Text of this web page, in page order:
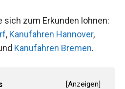
sich zum Erkunden lohnen:
, Kanufahren Hannover,
Kanufahren Bremen.
[Anzeigen]